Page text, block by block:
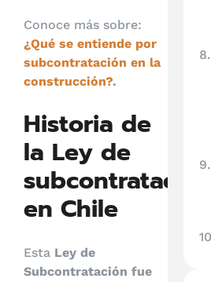
Conoce más sobre:
¿Qué se entiende por
subcontratación en la
construcción?.
Historia de
la Ley de
subcontratación
en Chile
Esta Ley de
Subcontratación fue